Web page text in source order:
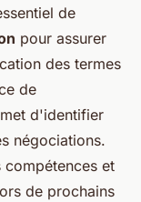
de
pour assurer
des termes
de
d'identifier
négociations.
et
de prochains